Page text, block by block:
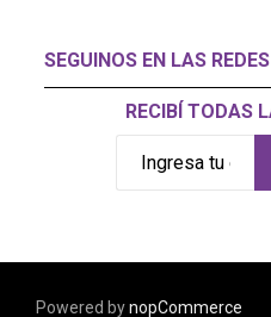
SEGUINOS EN LAS REDES
RECIBÍ TODAS
Powered bynopCommerce